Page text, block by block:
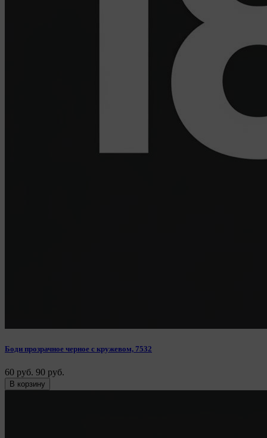
Боди прозрачное черное с кружевом, 7532
60 руб. 90 руб.
В корзину